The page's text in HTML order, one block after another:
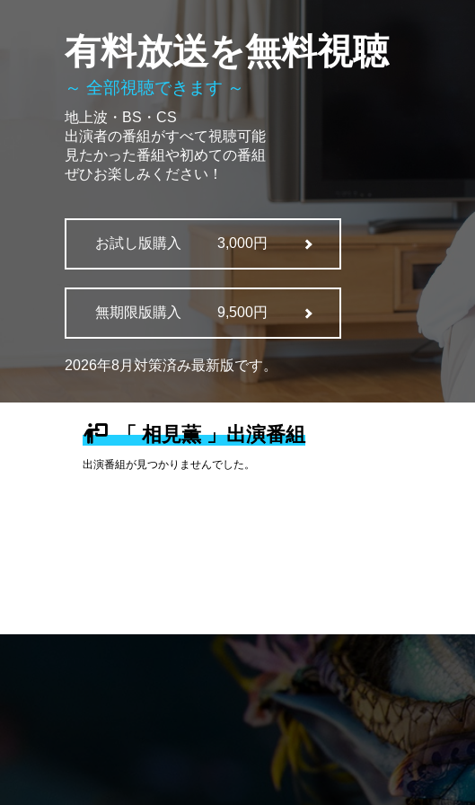
有料放送を無料視聴
～ 全部視聴できます ～
地上波・BS・CS
出演者の番組がすべて視聴可能
見たかった番組や初めての番組
ぜひお楽しみください！
お試し版購入 3,000円
無期限版購入 9,500円
2026年8月対策済み最新版です。
「 相見薫 」出演番組
出演番組が見つかりませんでした。